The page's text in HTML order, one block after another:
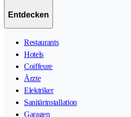
Entdecken
Restaurants
Hotels
Coiffeure
Ärzte
Elektriker
Sanitärinstallation
Garagen